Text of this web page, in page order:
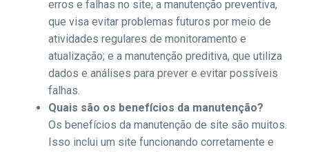
erros e falhas no site; a manutenção preventiva,
que visa evitar problemas futuros por meio de
atividades regulares de monitoramento e
atualização; e a manutenção preditiva, que utiliza
dados e análises para prever e evitar possíveis
falhas.
Quais são os benefícios da manutenção?
Os benefícios da manutenção de site são muitos.
Isso inclui um site funcionando corretamente e